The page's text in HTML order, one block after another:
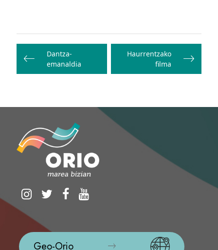
Bidalketetan
zehar
nabigatu
Dantza-
emanaldia
Haurrentzako
filma
Geo-Orio